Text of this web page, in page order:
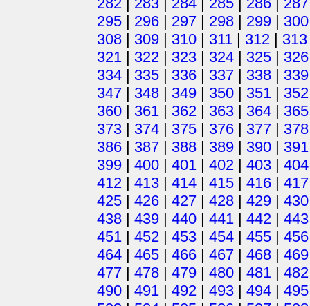
295 | 296 | 297 | 298 | 299 | 300
308 | 309 | 310 | 311 | 312 | 313
321 | 322 | 323 | 324 | 325 | 326
334 | 335 | 336 | 337 | 338 | 339
347 | 348 | 349 | 350 | 351 | 352
360 | 361 | 362 | 363 | 364 | 365
373 | 374 | 375 | 376 | 377 | 378
386 | 387 | 388 | 389 | 390 | 391
399 | 400 | 401 | 402 | 403 | 404
412 | 413 | 414 | 415 | 416 | 417
425 | 426 | 427 | 428 | 429 | 430
438 | 439 | 440 | 441 | 442 | 443
451 | 452 | 453 | 454 | 455 | 456
464 | 465 | 466 | 467 | 468 | 469
477 | 478 | 479 | 480 | 481 | 482
490 | 491 | 492 | 493 | 494 | 495